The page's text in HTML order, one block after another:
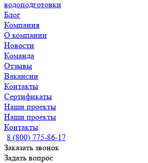
водоподготовки
Блог
Компания
О компании
Новости
Команда
Отзывы
Вакансии
Контакты
Сертификаты
Наши проекты
Наши проекты
Контакты
8 (800) 775-86-17
Заказать звонок
Задать вопрос